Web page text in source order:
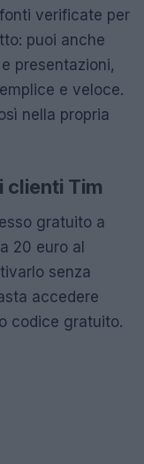
verificate per
puoi anche
presentazioni,
e veloce.
nella propria
clienti Tim
gratuito a
20 euro al
senza
accedere
codice gratuito.